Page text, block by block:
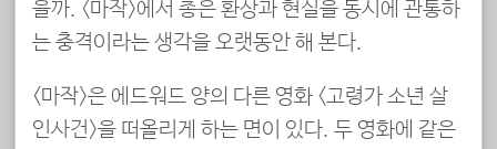
을까. <마작>에서 총은 환상과 현실을 동시에 관통하
는 충격이라는 생각을 오랫동안 해 본다.
<마작>은 에드워드 양의 다른 영화 <고령가 소년 살
인사건>을 떠올리게 하는 면이 있다. 두 영화에 같은